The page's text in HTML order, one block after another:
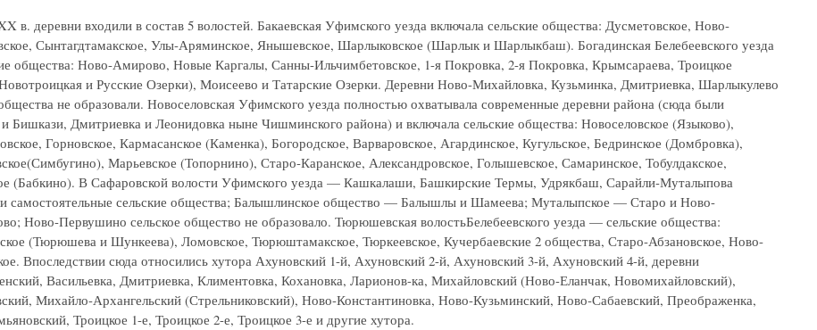
в. деревни входили в состав 5 волостей. Бакаевская Уфимского уезда включала сельские общества: Дусметовское, Ново-
Сынтагдтамакское, Улы-Аряминское, Янышевское, Шарлыковское (Шарлык и Шарлыкбаш). Богадинская Белебеевского уезда
общества: Ново-Амирово, Новые Каргалы, Санны-Ильчимбетовское, 1-я Покровка, 2-я Покровка, Крымсараева, Троицкое
и Русские Озерки), Моисеево и Татарские Озерки. Деревни Ново-Михайловка, Кузьминка, Дмитриевка, Шарлыкулево
не образовали. Новоселовская Уфимского уезда полностью охватывала современные деревни района (сюда были
Бишкази, Дмитриевка и Леонидовка ныне Чишминского района) и включала сельские общества: Новоселовское (Языково),
Горновское, Кармасанское (Каменка), Богородское, Варваровское, Агардинское, Кугульское, Бедринское (Домбровка),
Марьевское (Топорнино), Старо-Каранское, Александровское, Голышевское, Самаринское, Тобулдакское,
(Бабкино). В Сафаровской волости Уфимского уезда — Кашкалаши, Башкирские Термы, Удрякбаш, Сарайли-Муталыпова
самостоятельные сельские общества; Балышлинское общество — Балышлы и Шамеева; Муталыпское — Старо и Ново-
Ново-Первушино сельское общество не образовало. Тюрюшевская волостьБелебеевского уезда — сельские общества:
(Тюрюшева и Шункеева), Ломовское, Тюрюштамакское, Тюркеевское, Кучербаевские 2 общества, Старо-Абзановское, Ново-
Впоследствии сюда относились хутора Ахуновский 1-й, Ахуновский 2-й, Ахуновский 3-й, Ахуновский 4-й, деревни
Васильевка, Дмитриевка, Климентовка, Кохановка, Ларионов-ка, Михайловский (Ново-Еланчак, Новомихайловский),
Михайло-Архангельский (Стрельниковский), Ново-Константиновка, Ново-Кузьминский, Ново-Сабаевский, Преображенка,
Троицкое 1-е, Троицкое 2-е, Троицкое 3-е и другие хутора.